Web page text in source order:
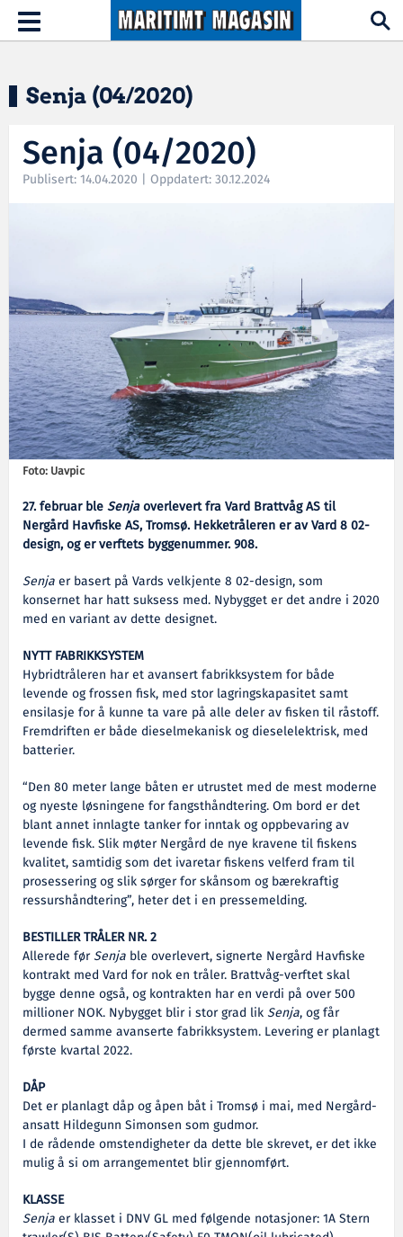
Hopp til hovedinnhold
Toggle
navigation
Senja (04/2020)
Senja (04/2020)
Publisert: 14.04.2020 | Oppdatert: 30.12.2024
Foto: Uavpic
27. februar bleSenjaoverlevert fra Vard Brattvåg AS til
Nergård Havfiske AS, Tromsø. Hekketråleren er av Vard 8 02-
design, og er verftets byggenummer. 908.
Senjaer basert på Vards velkjente 8 02-design, som
konsernet har hatt suksess med. Nybygget er det andre i 2020
med en variant av dette designet.
NYTT FABRIKKSYSTEM
Hybridtråleren har et avansert fabrikksystem for både
levende og frossen fisk, med stor lagringskapasitet samt
ensilasje for å kunne ta vare på alle deler av fisken til råstoff.
Fremdriften er både dieselmekanisk og dieselelektrisk, med
batterier.
“Den 80 meter lange båten er utrustet med de mest moderne
og nyeste løsningene for fangsthåndtering. Om bord er det
blant annet innlagte tanker for inntak og oppbevaring av
levende fisk. Slik møter Nergård de nye kravene til fiskens
kvalitet, samtidig som det ivaretar fiskens velferd fram til
prosessering og slik sørger for skånsom og bærekraftig
ressurshåndtering”, heter det i en pressemelding.
BESTILLER TRÅLER NR. 2
Allerede førSenja ble overlevert, signerte Nergård Havfiske
kontrakt med Vard for nok en tråler. Brattvåg-verftet skal
bygge denne også, og kontrakten har en verdi på over 500
millioner NOK. Nybygget blir i stor grad lik Senja, og får
dermed samme avanserte fabrikksystem. Levering er planlagt
første kvartal 2022.
DÅP
Det er planlagt dåp og åpen båt i Tromsø i mai, med Nergård-
ansatt Hildegunn Simonsen som gudmor.
I de rådende omstendigheter da dette ble skrevet, er det ikke
mulig å si om arrangementet blir gjennomført.
KLASSE
Senjaer klasset i DNV GL med følgende notasjoner: 1A Stern